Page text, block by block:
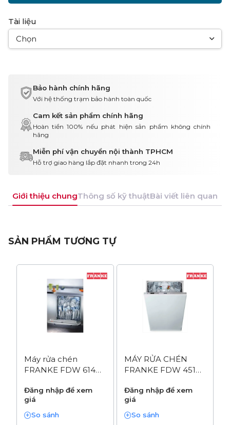
Tài liệu
Chọn
Bảo hành chính hãng
Với hệ thống trạm bảo hành toàn quốc
Cam kết sản phẩm chính hãng
Hoàn tiền 100% nếu phát hiện sản phẩm không chính
hãng
Miễn phí vận chuyển nội thành TPHCM
Hỗ trợ giao hàng lắp đặt nhanh trong 24h
Giới thiệu chungThông số kỹ thuậtBài viết liên quan
SẢN PHẨM TƯƠNG TỰ
Máy rửa chén
FRANKE FDW 614
(117.0694.396)
Đăng nhập để xem
giá
So sánh
MÁY RỬA CHÉN
FRANKE FDW 4510
Đăng nhập để xem
giá
So sánh